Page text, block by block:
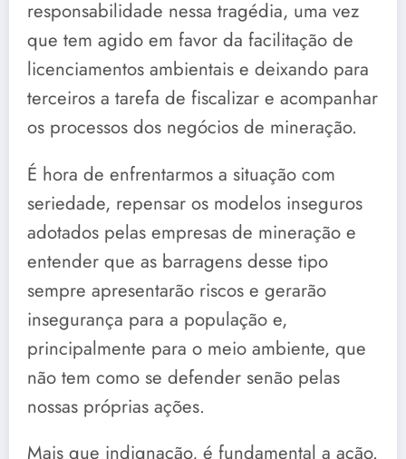
responsabilidade nessa tragédia, uma vez
que tem agido em favor da facilitação de
licenciamentos ambientais e deixando para
terceiros a tarefa de fiscalizar e acompanhar
os processos dos negócios de mineração.
É hora de enfrentarmos a situação com
seriedade, repensar os modelos inseguros
adotados pelas empresas de mineração e
entender que as barragens desse tipo
sempre apresentarão riscos e gerarão
insegurança para a população e,
principalmente para o meio ambiente, que
não tem como se defender senão pelas
nossas próprias ações.
Mais que indignação, é fundamental a ação.